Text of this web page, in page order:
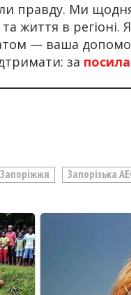
правду. Ми
життя в
— ваша
за
Запоріжжя Запорізька